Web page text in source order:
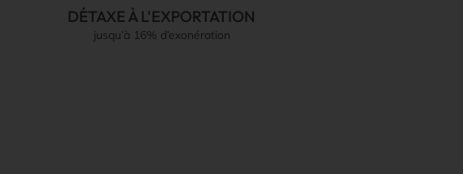
DÉTAXE À L'EXPORTATION
jusqu’à 16% d’exonération